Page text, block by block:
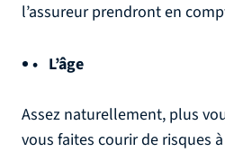
l’assureur prendront en
L’âge
Assez naturellement, plus
vous faites courir de risques à